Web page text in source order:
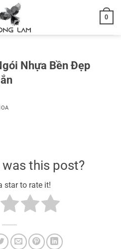
0
Nhựa Bền Đẹp
this post?
star to rate it!